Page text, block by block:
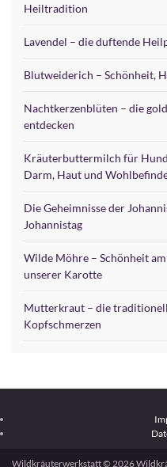
Heiltradition
Lavendel – die duftende
Blutweiderich – Schönheit,
Nachtkerzenblüten – die
entdecken
Kräuterbuttermilch für
Darm, Haut und
Die Geheimnisse der
Johannistag
Wilde Möhre – Schönheit
unserer Karotte
Mutterkraut – die
Kopfschmerzen
Wildkräuterwerkstatt © 2026